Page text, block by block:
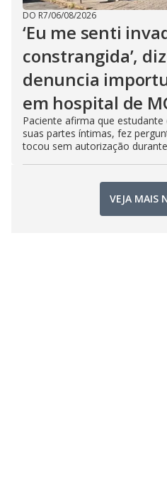
DO R7/06/08/2026
‘Eu me senti
constrangida’,
denuncia
em hospital de
Paciente afirma que
suas partes íntimas, fez
tocou sem autorização
VEJA MAIS